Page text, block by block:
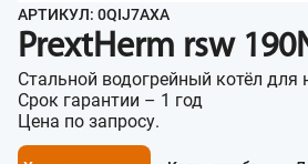
АРТИКУЛ: 0QIJ7AXA
PrextHerm rsw
Стальной водогрейный котёл для
Срок гарантии – 1 год
Цена по запросу.